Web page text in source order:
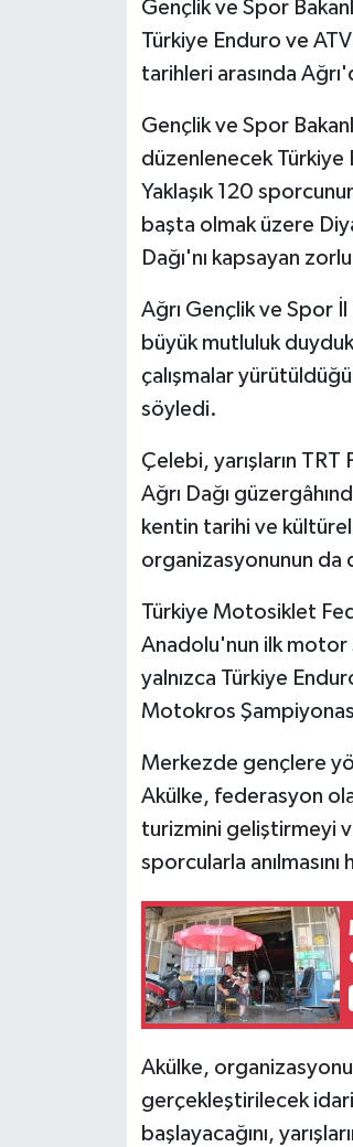
Gençlik ve Spor
Türkiye Enduro ve
tarihleri arasında
Gençlik ve Spor
düzenlenecek Türkiye
Yaklaşık 120
başta olmak üzere
Dağı'nı kapsayan
Ağrı Gençlik ve Spor
büyük mutluluk
çalışmalar
söyledi.
Çelebi, yarışların
Ağrı Dağı
kentin tarihi ve
organizasyonunun
Türkiye Motosiklet
Anadolu'nun ilk motor
yalnızca Türkiye
Motokros
Merkezde gençlere
Akülke, federasyon
turizmini geliştirmeyi
sporcularla
Akülke,
gerçekleştirilecek
başlayacağını,
HABERDE İNSAN
Jandarma
KÜLTÜR SANAT
MAGAZİN
POLİTİKA
SPOR HABERLERİ
TEKNOLOJİ
ÜLKE GÜNDEMİ
Yerel Haberler